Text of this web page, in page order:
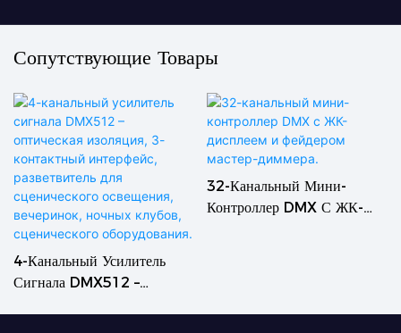
Сопутствующие Товары
4-Канальный Усилитель
Сигнала DMX512 –
32-Канальный Мини-
Контроллер DMX С ЖК-